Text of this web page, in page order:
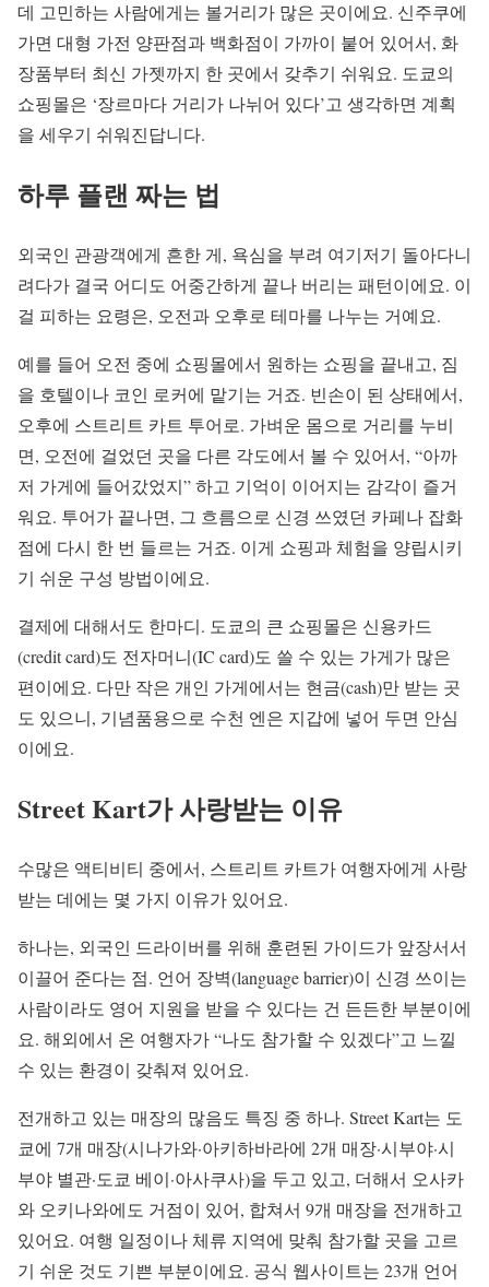
데 고민하는 사람에게는 볼거리가 많은 곳이에요. 신주쿠에
가면 대형 가전 양판점과 백화점이 가까이 붙어 있어서, 화
장품부터 최신 가젯까지 한 곳에서 갖추기 쉬워요. 도쿄의
쇼핑몰은 ‘장르마다 거리가 나뉘어 있다’고 생각하면 계획
을 세우기 쉬워진답니다.
하루 플랜 짜는 법
외국인 관광객에게 흔한 게, 욕심을 부려 여기저기 돌아다니
려다가 결국 어디도 어중간하게 끝나 버리는 패턴이에요. 이
걸 피하는 요령은, 오전과 오후로 테마를 나누는 거예요.
예를 들어 오전 중에 쇼핑몰에서 원하는 쇼핑을 끝내고, 짐
을 호텔이나 코인 로커에 맡기는 거죠. 빈손이 된 상태에서,
오후에 스트리트 카트 투어로. 가벼운 몸으로 거리를 누비
면, 오전에 걸었던 곳을 다른 각도에서 볼 수 있어서, “아까
저 가게에 들어갔었지” 하고 기억이 이어지는 감각이 즐거
워요. 투어가 끝나면, 그 흐름으로 신경 쓰였던 카페나 잡화
점에 다시 한 번 들르는 거죠. 이게 쇼핑과 체험을 양립시키
기 쉬운 구성 방법이에요.
결제에 대해서도 한마디. 도쿄의 큰 쇼핑몰은 신용카드
(credit card)도 전자머니(IC card)도 쓸 수 있는 가게가 많은
편이에요. 다만 작은 개인 가게에서는 현금(cash)만 받는 곳
도 있으니, 기념품용으로 수천 엔은 지갑에 넣어 두면 안심
이에요.
Street Kart가 사랑받는 이유
수많은 액티비티 중에서, 스트리트 카트가 여행자에게 사랑
받는 데에는 몇 가지 이유가 있어요.
하나는, 외국인 드라이버를 위해 훈련된 가이드가 앞장서서
이끌어 준다는 점. 언어 장벽(language barrier)이 신경 쓰이는
사람이라도 영어 지원을 받을 수 있다는 건 든든한 부분이에
요. 해외에서 온 여행자가 “나도 참가할 수 있겠다”고 느낄
수 있는 환경이 갖춰져 있어요.
전개하고 있는 매장의 많음도 특징 중 하나. Street Kart는 도
쿄에 7개 매장(시나가와·아키하바라에 2개 매장·시부야·시
부야 별관·도쿄 베이·아사쿠사)을 두고 있고, 더해서 오사카
와 오키나와에도 거점이 있어, 합쳐서 9개 매장을 전개하고
있어요. 여행 일정이나 체류 지역에 맞춰 참가할 곳을 고르
기 쉬운 것도 기쁜 부분이에요. 공식 웹사이트는 23개 언어